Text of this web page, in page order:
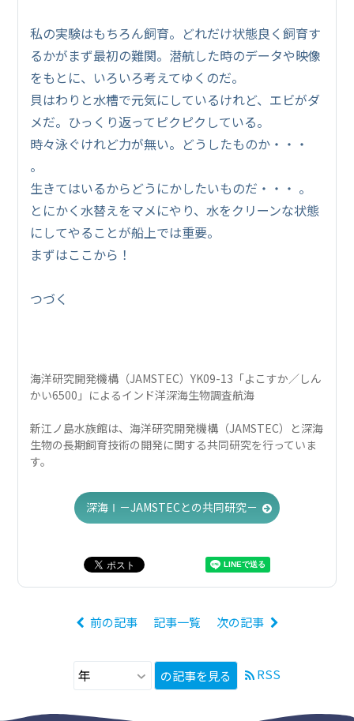
私の実験はもちろん飼育。どれだけ状態良く飼育す
るかがまず最初の難関。潜航した時のデータや映像
をもとに、いろいろ考えてゆくのだ。
貝はわりと水槽で元気にしているけれど、エビがダ
メだ。ひっくり返ってピクピクしている。
時々泳ぐけれど力が無い。どうしたものか・・・
。
生きてはいるからどうにかしたいものだ・・・ 。
とにかく水替えをマメにやり、水をクリーンな状態
にしてやることが船上では重要。
まずはここから！
つづく
海洋研究開発機構（JAMSTEC）YK09-13「よこすか／しん
かい6500」によるインド洋深海生物調査航海
新江ノ島水族館は、海洋研究開発機構（JAMSTEC）と深海
生物の長期飼育技術の開発に関する共同研究を行っていま
す。
深海Ⅰ－JAMSTECとの共同研究－
前の記事 記事一覧 次の記事
の記事を見る RSS